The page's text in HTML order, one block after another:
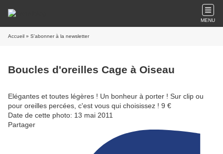
MENU
Accueil » S'abonner à la newsletter
Boucles d'oreilles Cage à Oiseau
Elégantes et toutes légères ! Un bonheur à porter ! Sur clip ou
pour oreilles percées, c'est vous qui choisissez ! 9 €
Date de cette photo: 13 mai 2011
Partager